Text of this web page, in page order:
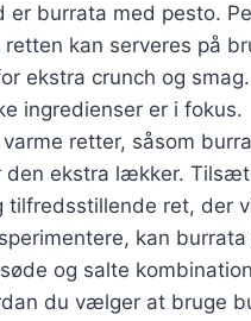
burrata med pesto.
kan serveres på
ekstra crunch og
ingredienser er i fokus.
retter, såsom
den ekstra lækker.
tilfredsstillende ret, der
kan
og salte
du vælger at bruge